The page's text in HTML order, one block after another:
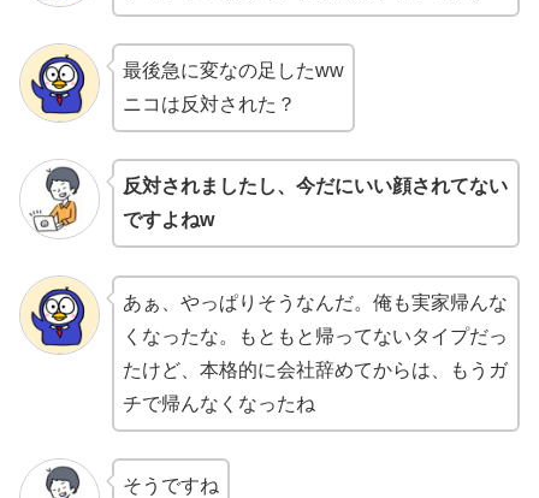
最後急に変なの足したww
ニコは反対された？
反対されましたし、今だにいい顔されてない
ですよねw
あぁ、やっぱりそうなんだ。俺も実家帰んな
くなったな。もともと帰ってないタイプだっ
たけど、本格的に会社辞めてからは、もうガ
チで帰んなくなったね
そうですね